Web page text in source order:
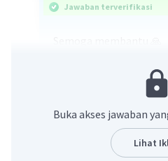
Jawaban terverifikasi
Buka akses jawaban
Lihat